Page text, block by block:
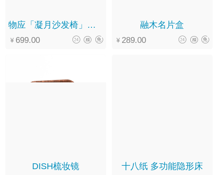
物应「凝月沙发椅」简约年轻黑胡桃木单人罗汉椅休闲扶手椅休闲椅
699.00
融木名片盒
289.00
DISH梳妆镜 十八纸 多功能隐形床